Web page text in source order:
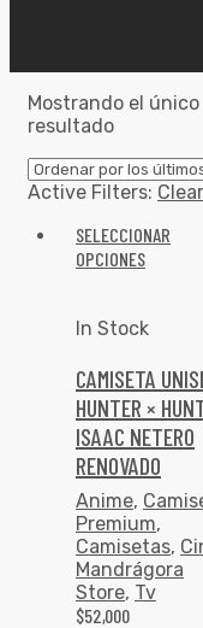
Mostrando el único
resultado
Active Filters:
SELECCIONAR
OPCIONES
In Stock
CAMISETA
HUNTER ×
ISAAC NETERO
RENOVADO
Anime,
Premium,
Camisetas,
Mandrágora
Store, Tv
$52,000